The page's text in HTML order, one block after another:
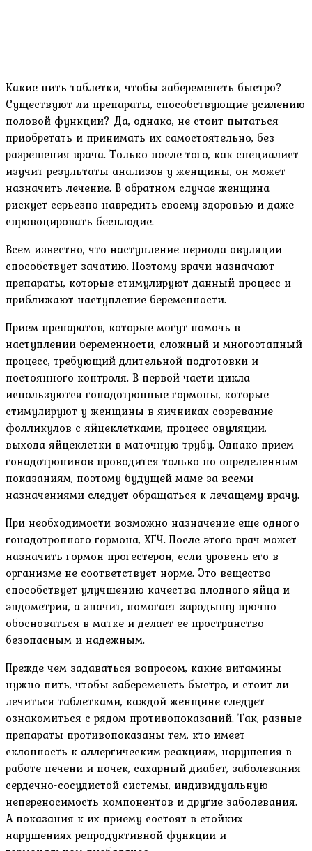
Какие пить таблетки, чтобы забеременеть быстро?
Существуют ли препараты, способствующие усилению
половой функции? Да, однако, не стоит пытаться
приобретать и принимать их самостоятельно, без
разрешения врача. Только после того, как специалист
изучит результаты анализов у женщины, он может
назначить лечение. В обратном случае женщина
рискует серьезно навредить своему здоровью и даже
спровоцировать бесплодие.
Всем известно, что наступление периода овуляции
способствует зачатию. Поэтому врачи назначают
препараты, которые стимулируют данный процесс и
приближают наступление беременности.
Прием препаратов, которые могут помочь в
наступлении беременности, сложный и многоэтапный
процесс, требующий длительной подготовки и
постоянного контроля. В первой части цикла
используются гонадотропные гормоны, которые
стимулируют у женщины в яичниках созревание
фолликулов с яйцеклетками, процесс овуляции,
выхода яйцеклетки в маточную трубу. Однако прием
гонадотропинов проводится только по определенным
показаниям, поэтому будущей маме за всеми
назначениями следует обращаться к лечащему врачу.
При необходимости возможно назначение еще одного
гонадотропного гормона, ХГЧ. После этого врач может
назначить гормон прогестерон, если уровень его в
организме не соответствует норме. Это вещество
способствует улучшению качества плодного яйца и
эндометрия, а значит, помогает зародышу прочно
обосноваться в матке и делает ее пространство
безопасным и надежным.
Прежде чем задаваться вопросом, какие витамины
нужно пить, чтобы забеременеть быстро, и стоит ли
лечиться таблетками, каждой женщине следует
ознакомиться с рядом противопоказаний. Так, разные
препараты противопоказаны тем, кто имеет
склонность к аллергическим реакциям, нарушения в
работе печени и почек, сахарный диабет, заболевания
сердечно-сосудистой системы, индивидуальную
непереносимость компонентов и другие заболевания.
А показания к их приему состоят в стойких
нарушениях репродуктивной функции и